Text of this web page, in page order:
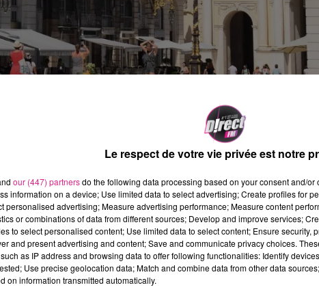
la lutte contre le tabagisme qu’engage la
expérimental« Ville Libre Sans Tabac ». Ce
local des mesures démontrées comme
dans l’optique d’améliorer la qualité de vie
apporté son soutien à l’opération. Le
d’une génération sans tabac pour 2030 . Le
Le respect de votre vie privée est notre
our (447) partnersdo the following data processing based on your consent and/or
information on a device; Use limited data to select advertising; Create profiles for
personalised advertising; Measure advertising performance; Measure content
or combinations of data from different sources; Develop and improve services;
to select personalised content; Use limited data to select content; Ensure security,
and present advertising and content; Save and communicate privacy choices.
as IP address and browsing data to offer following functionalities: Identify
Use precise geolocation data; Match and combine data from other data
on information transmitted automatically.